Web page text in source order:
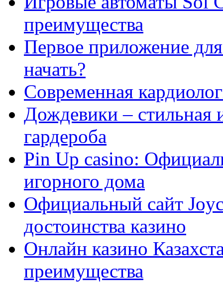
преимущества
Первое приложение
начать?
Современная
Дождевики – стильная
гардероба
Pin Up casino:
игорного дома
Официальный сайт
достоинства казино
Онлайн казино
преимущества